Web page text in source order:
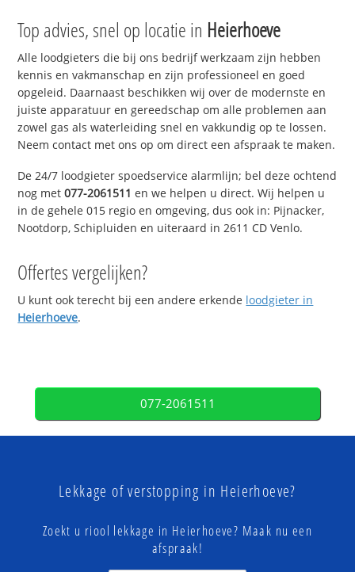
Top advies, snel op locatie in Heierhoeve
Alle loodgieters die bij ons bedrijf werkzaam zijn hebben
kennis en vakmanschap en zijn professioneel en goed
opgeleid. Daarnaast beschikken wij over de modernste en
juiste apparatuur en gereedschap om alle problemen aan
zowel gas als waterleiding snel en vakkundig op te lossen.
Neem contact met ons op om direct een afspraak te maken.
De 24/7 loodgieter spoedservice alarmlijn; bel deze ochtend
nog met077-2061511 en we helpen u direct. Wij helpen u
in de gehele 015 regio en omgeving, dus ook in: Pijnacker,
Nootdorp, Schipluiden en uiteraard in 2611 CD Venlo.
Offertes vergelijken?
U kunt ook terecht bij een andere erkende loodgieter in
Heierhoeve.
077-2061511
Lekkage of verstopping in Heierhoeve?
Zoekt u riool lekkage in Heierhoeve? Maak nu een
afspraak!